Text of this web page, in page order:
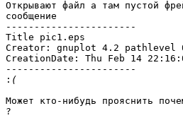
Открывают файл а там пустой
сообщение
-----------------------
Title pic1.eps
Creator: gnuplot 4.2 pathlevel
CreationDate: Thu Feb 14
-----------------------
:
Может кто-нибудь прояснить
?